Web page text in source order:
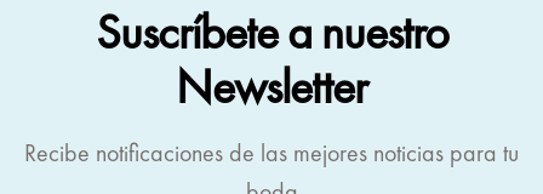
Suscríbete a nuestro
Newsletter
Recibe notificaciones de las mejores noticias para tu